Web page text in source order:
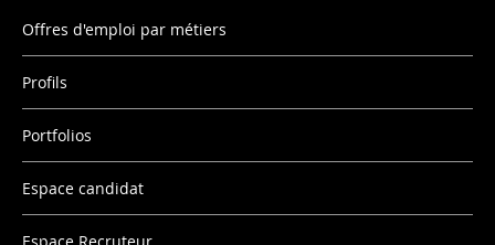
Offres d'emploi par métiers
Profils
Portfolios
Espace candidat
Espace Recruteur